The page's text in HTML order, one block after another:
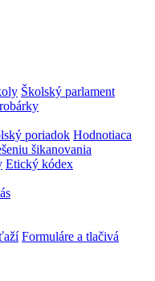
Školský parlament
poriadok Hodnotiaca
šikanovania
Etický kódex
Formuláre a tlačivá